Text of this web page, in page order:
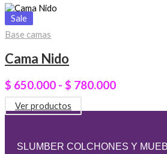
Sale
Base camas
Cama Nido
$ 650.000 - $ 780.000
Ver productos
SLUMBER COLCHONES Y